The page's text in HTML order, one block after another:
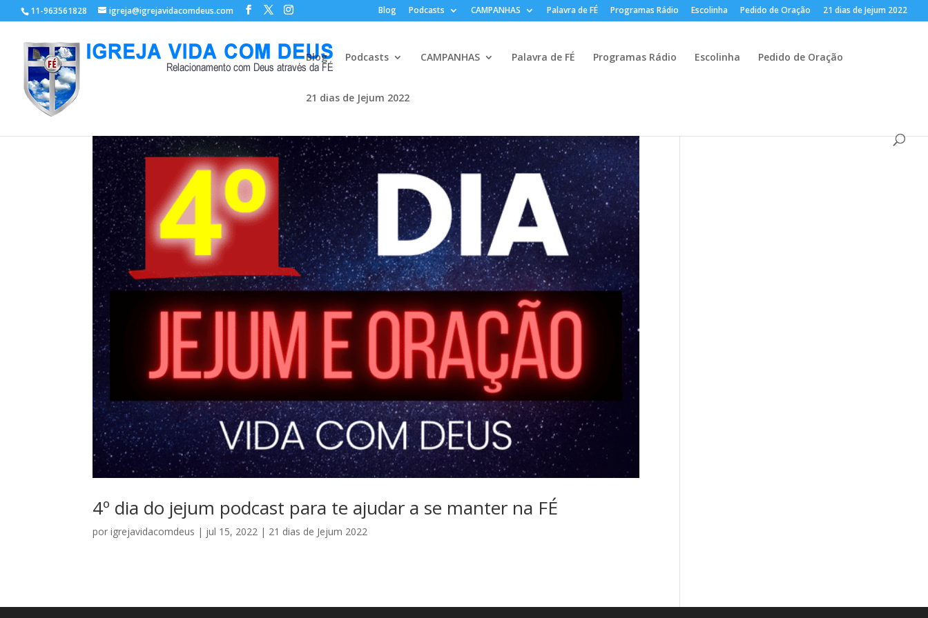
11-963561828 igreja@igrejavidacomdeus.com Blog Podcasts CAMPANHAS Palavra de FÉ Programas Rádio Escolinha Pedido de Oração 21 dias de Jejum 2022
Blog Podcasts CAMPANHAS Palavra de FÉ Programas Rádio Escolinha Pedido de Oração
21 dias de Jejum 2022
4º dia do jejum podcast para te ajudar a se manter na FÉ
porigrejavidacomdeus | jul 15, 2022 | 21 dias de Jejum 2022